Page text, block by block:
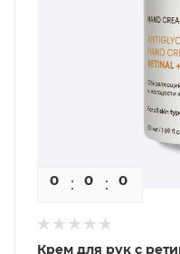
0 0 0
Крем для рук с